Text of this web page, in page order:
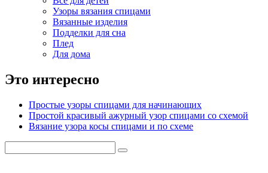
Узоры вязания спицами
Вязанные изделия
Подделки для сна
Плед
Для дома
Это интересно
Простые узоры спицами для начинающих
Простой красивый ажурный узор спицами со схемой
Вязание узора косы спицами и по схеме